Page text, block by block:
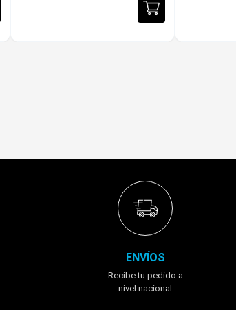
ENVÍOS
Recibe tu pedido a
nivel nacional